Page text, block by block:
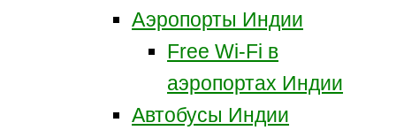
Аэропорты Индии
Free Wi-Fi в
аэропортах Индии
Автобусы Индии